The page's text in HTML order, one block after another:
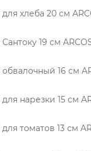
хлеба 20 см
19 см
16 см
нарезки 15 см
томатов 13 см